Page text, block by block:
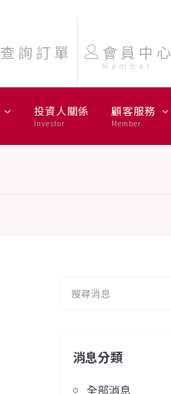
查詢訂單 會員中心
Member
投資人關係
Investor
顧客服務
Member
消息分類
全部消息